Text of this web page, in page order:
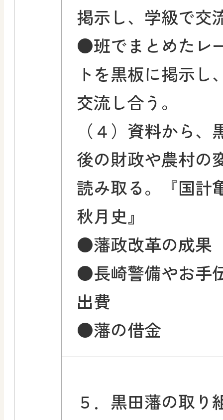
掲示し、学級で交
●班でまとめたレ
トを黒板に掲示し
交流し合う。
（４）資料から
後の財政や農村の
読み取る。『国計
秋月史』
●藩政改革の成果
●長崎警備やお手
出費
●藩の借金
５．黒田藩の取り